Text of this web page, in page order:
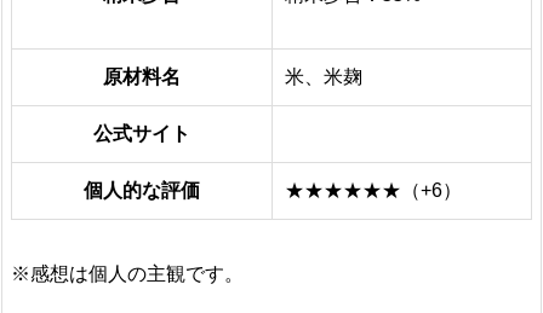
原材料名 米、米麹
公式サイト
個人的な評価 ★★★★★★（+6）
※感想は個人の主観です。